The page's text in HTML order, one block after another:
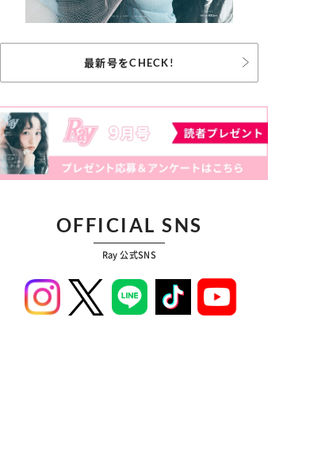
最新号をCHECK!
OFFICIAL SNS
Ray 公式SNS